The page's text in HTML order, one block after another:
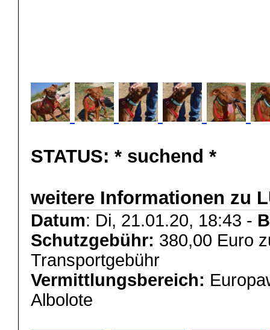
STATUS: * suchend *
weitere Informationen zu
Datum: Di, 21.01.20, 18:43 -
Schutzgebühr: 380,00 Euro
Transportgebühr
Vermittlungsbereich:
Albolote